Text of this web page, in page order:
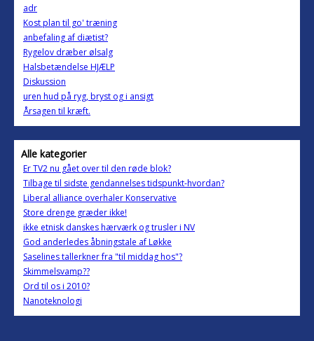
adr
Kost plan til go' træning
anbefaling af diætist?
Rygelov dræber ølsalg
Halsbetændelse HJÆLP
Diskussion
uren hud på ryg, bryst og i ansigt
Årsagen til kræft.
Alle kategorier
Er TV2 nu gået over til den røde blok?
Tilbage til sidste gendannelses tidspunkt-hvordan?
Liberal alliance overhaler Konservative
Store drenge græder ikke!
ikke etnisk danskes hærværk og trusler i NV
God anderledes åbningstale af Løkke
Saselines tallerkner fra "til middag hos"?
Skimmelsvamp??
Ord til os i 2010?
Nanoteknologi